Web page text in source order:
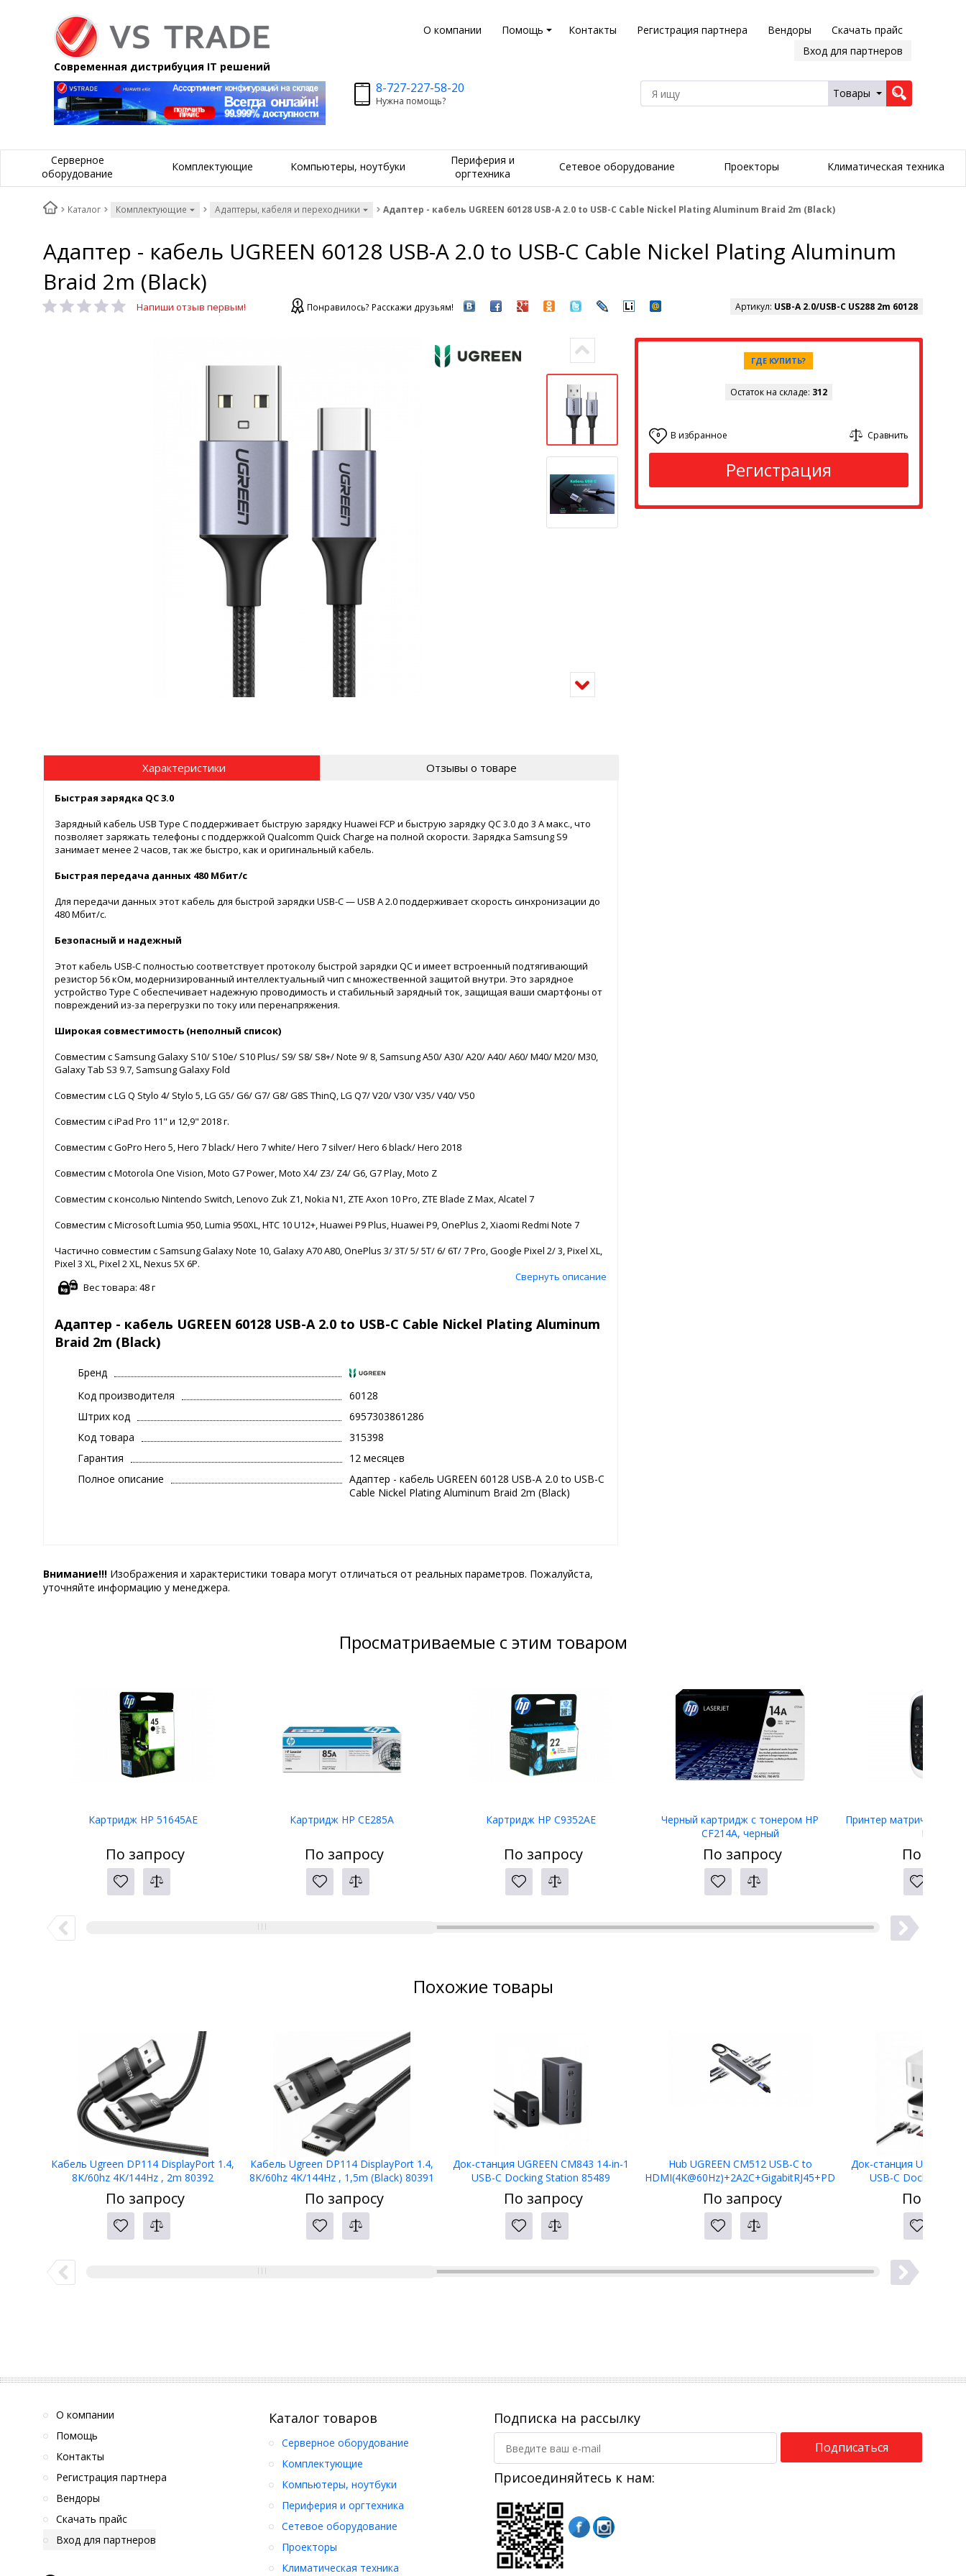
О компании Помощь Контакты Регистрация партнера Вендоры
Скачать прайс
Вход для партнеров
Современная дистрибуция IT решений
8-727-227-58-20
Нужна помощь?
Товары
Серверное
оборудование
Комплектующие Компьютеры, ноутбуки
Периферия и
оргтехника
Сетевое оборудование Проекторы Климатическая техника
Каталог Комплектующие Адаптеры, кабеля и переходники Адаптер - кабель UGREEN 60128 USB-A 2.0 to USB-C Cable Nickel Plating Aluminum Braid 2m (Black)
Адаптер - кабель UGREEN 60128 USB-A 2.0 to USB-C Cable Nickel Plating Aluminum
Braid 2m (Black)
Напиши отзыв первым! Понравилось? Расскажи друзьям! Артикул: USB-A 2.0/USB-C US288 2m 60128
ГДЕ КУПИТЬ?
Остаток на складе: 312
0 В избранное Сравнить
Регистрация
Характеристики Отзывы о товаре
Быстрая зарядка QC 3.0
Зарядный кабель USB Type C поддерживает быструю зарядку Huawei FCP и быструю зарядку QC 3.0 до 3 А макс., что
позволяет заряжать телефоны с поддержкой Qualcomm Quick Charge на полной скорости. Зарядка Samsung S9
занимает менее 2 часов, так же быстро, как и оригинальный кабель.
Быстрая передача данных 480 Мбит/с
Для передачи данных этот кабель для быстрой зарядки USB-C — USB A 2.0 поддерживает скорость синхронизации до
480 Мбит/с.
Безопасный и надежный
Этот кабель USB-C полностью соответствует протоколу быстрой зарядки QC и имеет встроенный подтягивающий
резистор 56 кОм, модернизированный интеллектуальный чип с множественной защитой внутри. Это зарядное
устройство Type C обеспечивает надежную проводимость и стабильный зарядный ток, защищая ваши смартфоны от
повреждений из-за перегрузки по току или перенапряжения.
Широкая совместимость (неполный список)
Совместим с Samsung Galaxy S10/ S10e/ S10 Plus/ S9/ S8/ S8+/ Note 9/ 8, Samsung A50/ A30/ A20/ A40/ A60/ M40/ M20/ M30,
Galaxy Tab S3 9.7, Samsung Galaxy Fold
Совместим с LG Q Stylo 4/ Stylo 5, LG G5/ G6/ G7/ G8/ G8S ThinQ, LG Q7/ V20/ V30/ V35/ V40/ V50
Совместим с iPad Pro 11" и 12,9" 2018 г.
Совместим с GoPro Hero 5, Hero 7 black/ Hero 7 white/ Hero 7 silver/ Hero 6 black/ Hero 2018
Совместим с Motorola One Vision, Moto G7 Power, Moto X4/ Z3/ Z4/ G6, G7 Play, Moto Z
Совместим с консолью Nintendo Switch, Lenovo Zuk Z1, Nokia N1, ZTE Axon 10 Pro, ZTE Blade Z Max, Alcatel 7
Совместим с Microsoft Lumia 950, Lumia 950XL, HTC 10 U12+, Huawei P9 Plus, Huawei P9, OnePlus 2, Xiaomi Redmi Note 7
Частично совместим с Samsung Galaxy Note 10, Galaxy A70 A80, OnePlus 3/ 3T/ 5/ 5T/ 6/ 6T/ 7 Pro, Google Pixel 2/ 3, Pixel XL,
Pixel 3 XL, Pixel 2 XL, Nexus 5X 6P.
Свернуть описание
Вес товара: 48 г
Адаптер - кабель UGREEN 60128 USB-A 2.0 to USB-C Cable Nickel Plating Aluminum
Braid 2m (Black)
Бренд
Код производителя
60128
Штрих код
6957303861286
Код товара
315398
Гарантия
12 месяцев
Полное описание
Адаптер - кабель UGREEN 60128 USB-A 2.0 to USB-C
Cable Nickel Plating Aluminum Braid 2m (Black)
Внимание!!! Изображения и характеристики товара могут отличаться от реальных параметров. Пожалуйста,
уточняйте информацию у менеджера.
Просматриваемые с этим товаром
Картридж HP 51645AE
По запросу
Картридж HP CE285A
По запросу
Картридж HP C9352AE
По запросу
Черный картридж с тонером HP
CF214A, черный
По запросу
Принтер матричный
LW-400
По
Похожие товары
Кабель Ugreen DP114 DisplayPort 1.4,
8K/60hz 4K/144Hz , 2m 80392
По запросу
Кабель Ugreen DP114 DisplayPort 1.4,
8K/60hz 4K/144Hz , 1,5m (Black) 80391
По запросу
Док-станция UGREEN CM843 14-in-1
USB-C Docking Station 85489
По запросу
Hub UGREEN CM512 USB-C to
HDMI(4K@60Hz)+2A2C+GigabitRJ45+PD
(100W) 45000
По запросу
Док-станция UGREEN
USB-C Docking
По
О компании
Помощь
Контакты
Регистрация партнера
Вендоры
Скачать прайс
Вход для партнеров
Каталог товаров
Серверное оборудование
Комплектующие
Компьютеры, ноутбуки
Периферия и оргтехника
Сетевое оборудование
Проекторы
Климатическая техника
Подписка на рассылку
Подписаться
Присоединяйтесь к нам: